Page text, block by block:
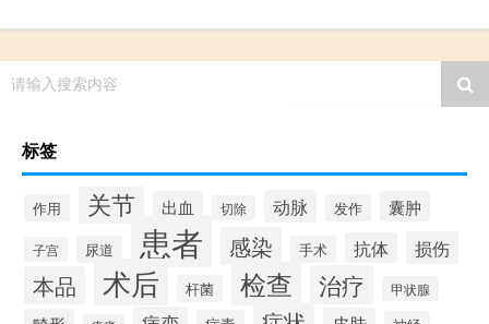
请输入搜索内容
标签
作用 关节 出血 切除 动脉 发作 囊肿
子宫 尿道 患者 感染 手术 抗体 损伤
本品 术后 杆菌 检查 治疗 甲状腺